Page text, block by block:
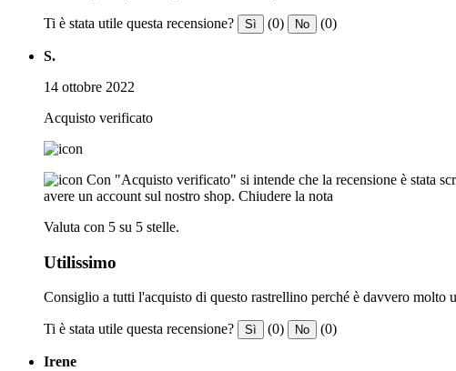
Ti è stata utile questa recensione? Sì (0) No (0)
S.
14 ottobre 2022
Acquisto verificato
Con "Acquisto verificato" si intende che la recensione è stata
avere un account sul nostro shop. Chiudere la nota
Valuta con 5 su 5 stelle.
Utilissimo
Consiglio a tutti l'acquisto di questo rastrellino perché è davvero molto
Ti è stata utile questa recensione? Sì (0) No (0)
Irene